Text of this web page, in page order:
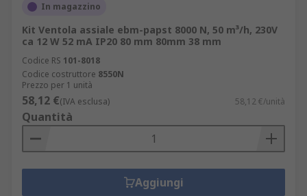
In magazzino
Kit Ventola assiale ebm-papst 8000 N, 50 m³/h, 230V
ca 12 W 52 mA IP20 80 mm 80mm 38 mm
Codice RS 101-8018
Codice costruttore 8550N
Prezzo per 1 unità
58,12 €(IVA esclusa) 58,12 €/unità
Quantità
Aggiungi